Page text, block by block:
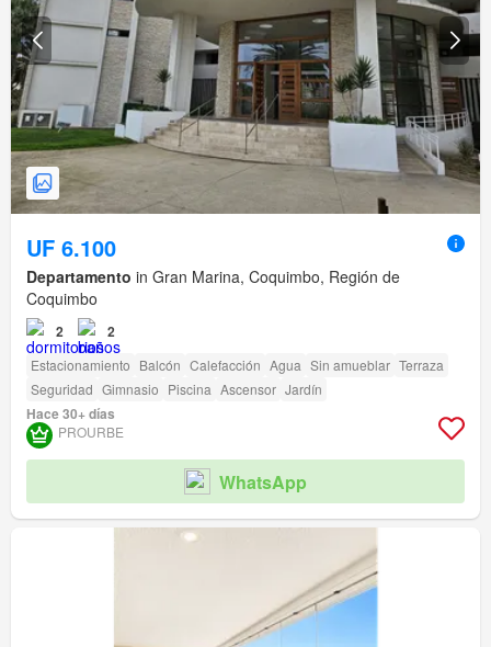
UF 6.100
Departamento in Gran Marina, Coquimbo, Región de
Coquimbo
2 2
Estacionamiento Balcón Calefacción Agua Sin amueblar Terraza
Seguridad Gimnasio Piscina Ascensor Jardín
Hace 30+ días
PROURBE
WhatsApp